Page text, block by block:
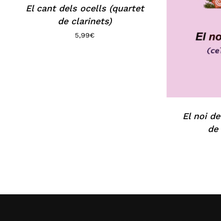
El cant dels ocells (quartet
de clarinets)
5,99€
El noi